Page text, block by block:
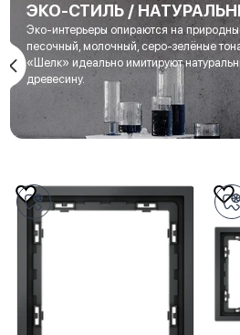
ЭКО-СТИЛЬ /
Эко-интерьеры опираются на
песочный, молочный, серо-зелёные
«Шелк» идеально имитируют
древесину.